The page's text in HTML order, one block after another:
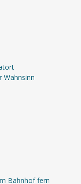
Wahnsinn
Bahnhof fern